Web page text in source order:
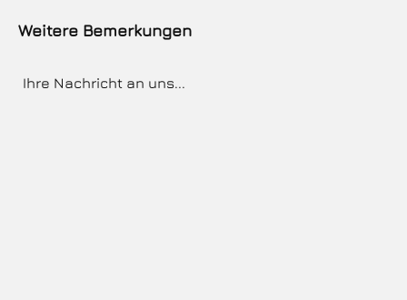
Weitere Bemerkungen